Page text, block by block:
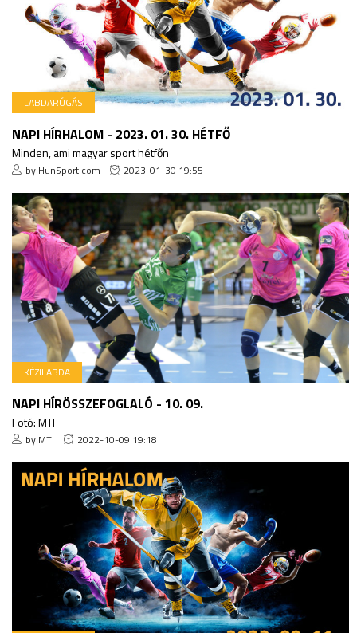
LABDARÚGÁS
NAPI HÍRHALOM - 2023. 01. 30. HÉTFŐ
Minden, ami magyar sport hétfőn
by HunSport.com 2023-01-30 19:55
KÉZILABDA
NAPI HÍRÖSSZEFOGLALÓ - 10. 09.
Fotó: MTI
by MTI 2022-10-09 19:18